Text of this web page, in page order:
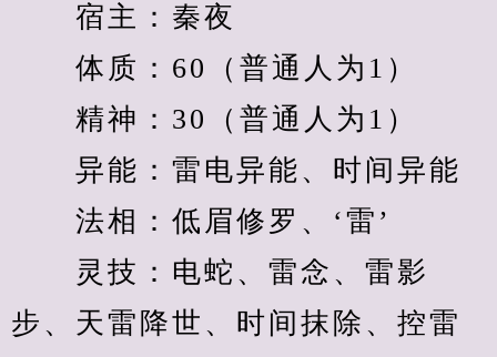
宿主：秦夜
体质：60（普通人为1）
精神：30（普通人为1）
异能：雷电异能、时间异能
法相：低眉修罗、‘雷’
灵技：电蛇、雷念、雷影
步、天雷降世、时间抹除、控雷